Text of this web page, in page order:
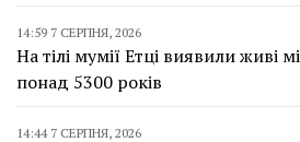
14:59 7 СЕРПНЯ, 2026
На тілі мумії Етці виявили живі
понад 5300 років
14:44 7 СЕРПНЯ, 2026